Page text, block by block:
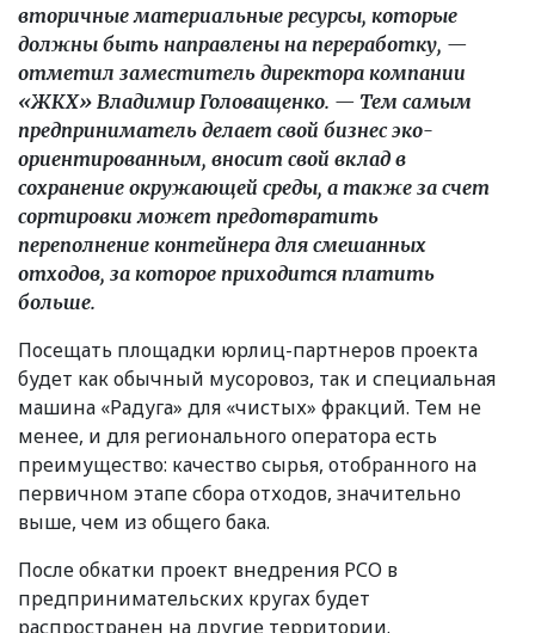
вторичные материальные ресурсы, которые
должны быть направлены на переработку, —
отметил заместитель директора компании
«ЖКХ» Владимир Головащенко. — Тем самым
предприниматель делает свой бизнес эко-
ориентированным, вносит свой вклад в
сохранение окружающей среды, а также за счет
сортировки может предотвратить
переполнение контейнера для смешанных
отходов, за которое приходится платить
больше.
Посещать площадки юрлиц-партнеров проекта
будет как обычный мусоровоз, так и специальная
машина «Радуга» для «чистых» фракций. Тем не
менее, и для регионального оператора есть
преимущество: качество сырья, отобранного на
первичном этапе сбора отходов, значительно
выше, чем из общего бака.
После обкатки проект внедрения РСО в
предпринимательских кругах будет
распространен на другие территории.